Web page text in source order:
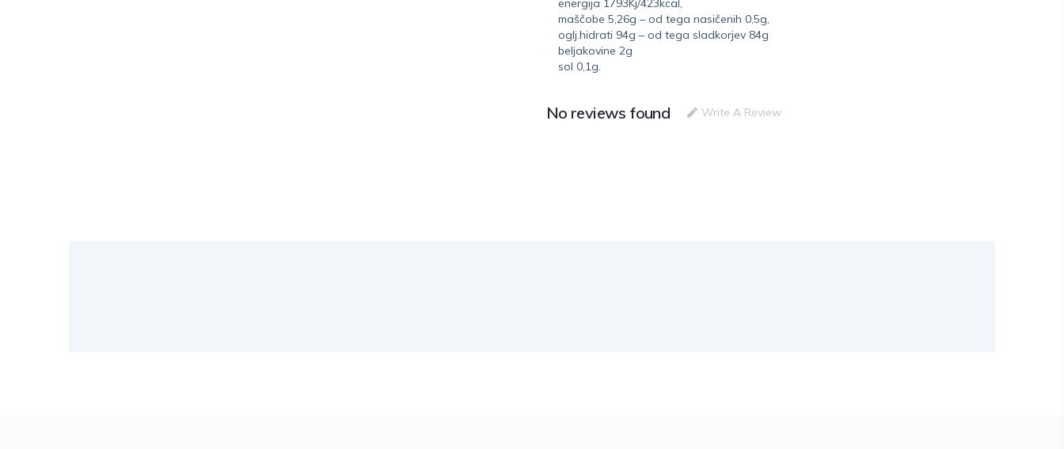
energija 1793Kj/423kcal,
maščobe 5,26g – od tega nasičenih 0,5g,
oglj.hidrati 94g – od tega sladkorjev 84g
beljakovine 2g
sol 0,1g.
No reviews found Write A Review